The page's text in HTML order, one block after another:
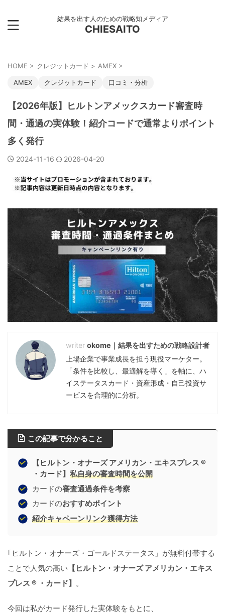
結果を出す人のための戦略知メディア
CHIESAITO
HOME > クレジットカード > AMEX >
AMEX クレジットカード 口コミ・分析
【2026年版】ヒルトンアメックスカード審査時
間・通過の実体験！紹介コードで通常よりポイント
多く発行
2024-11-16 2026-04-20
okome｜結果を出すための戦略設計者
上場企業で事業成長を担う現役マーケター。
「条件を比較し、最適解を導く」を軸に、ハ
イステータスカード・資産形成・自己投資サ
ービスを合理的に分析。
この記事で分かること
【ヒルトン・オナーズ アメリカン・エキスプレス ®
・カード】 私自身の審査時間を公開
カードの審査通過条件を考察
カードのおすすめポイント
紹介キャペーンリンク獲得方法
｢ヒルトン・オナーズ・ゴールドステータス」が無料付帯する
ことで人気の高い 【ヒルトン・オナーズ アメリカン・エキス
プレス ® ・カード】 。
今回は私がカード発行した実体験をもとに、